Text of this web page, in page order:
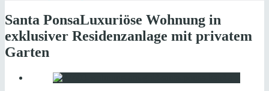
Santa PonsaLuxuriöse Wohnung in
exklusiver Residenzanlage mit privatem
Garten